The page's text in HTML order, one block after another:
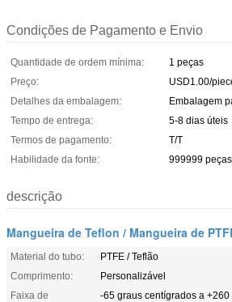
Condições de Pagamento e Envio
Quantidade de ordem mínima:
1 peças
Preço:
USD1.00/
Detalhes da embalagem:
Embalagem
Tempo de entrega:
5-8 dias úteis
Termos de pagamento:
T/T
Habilidade da fonte:
999999
descrição
Mangueira de Teflon / Mangueira de
Material do tubo:
PTFE / Teflão
Comprimento:
Personalizável
Faixa de
-65 graus centígrados a